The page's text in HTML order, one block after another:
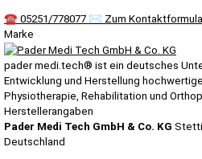
☎ 05251/778077 ✉ Zum
Marke
pader medi.tech® ist ein deutsches
Entwicklung und Herstellung
Physiotherapie, Rehabilitation und
Herstellerangaben
Pader Medi Tech GmbH & Co. KG
Deutschland